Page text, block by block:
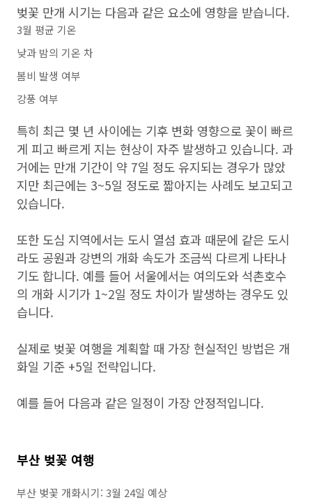
벚꽃 만개 시기는 다음과 같은 요소에 영향을 받습니다.
3월 평균 기온
낮과 밤의 기온 차
봄비 발생 여부
강풍 여부
특히 최근 몇 년 사이에는 기후 변화 영향으로 꽃이 빠르
게 피고 빠르게 지는 현상이 자주 발생하고 있습니다. 과
거에는 만개 기간이 약 7일 정도 유지되는 경우가 많았
지만 최근에는 3~5일 정도로 짧아지는 사례도 보고되고
있습니다.
또한 도심 지역에서는 도시 열섬 효과 때문에 같은 도시
라도 공원과 강변의 개화 속도가 조금씩 다르게 나타나
기도 합니다. 예를 들어 서울에서는 여의도와 석촌호수
의 개화 시기가 1~2일 정도 차이가 발생하는 경우도 있
습니다.
실제로 벚꽃 여행을 계획할 때 가장 현실적인 방법은 개
화일 기준 +5일 전략입니다.
예를 들어 다음과 같은 일정이 가장 안정적입니다.
부산 벚꽃 여행
부산 벚꽃 개화시기: 3월 24일 예상